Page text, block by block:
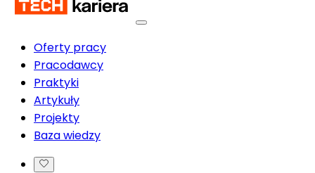
Oferty pracy
Pracodawcy
Praktyki
Artykuły
Projekty
Baza wiedzy